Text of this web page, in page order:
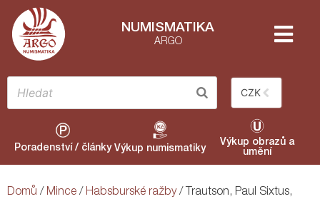
NUMISMATIKA
ARGO
CZK
Poradenství / články Výkup numismatiky
Výkup obrazů a
umění
Domů / Mince / Habsburské ražby/ Trautson, Paul Sixtus,